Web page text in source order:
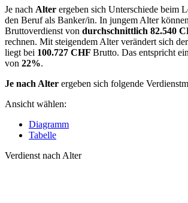
Je nach Alter ergeben sich Unterschiede beim
den Beruf als Banker/in. In jungem Alter
Bruttoverdienst von durchschnittlich 82.540
rechnen. Mit steigendem Alter verändert sich
liegt bei 100.727 CHF Brutto. Das entspricht
von 22%.
Je nach Alter ergeben sich folgende
Ansicht wählen:
Diagramm
Tabelle
Verdienst nach Alter